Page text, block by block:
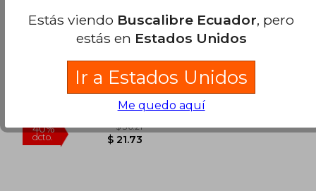
2x1 Un Amor Real +
(1)
Oz Editorial, 2024, Tapa
Estás viendo Buscalibre Ecuador, pero
estás en Estados Unidos
Ir a Estados Unidos
Me quedo aquí